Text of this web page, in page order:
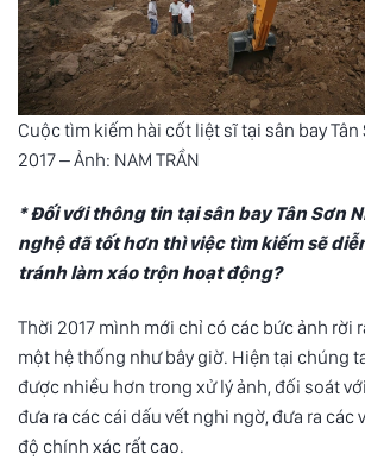
Cuộc tìm kiếm hài cốt liệt sĩ tại sân bay
2017 – Ảnh: NAM TRẦN
* Đối với thông tin tại sân bay Tân Sơn
nghệ đã tốt hơn thì việc tìm kiếm sẽ
tránh làm xáo trộn hoạt động?
Thời 2017 mình mới chỉ có các bức ảnh rời
một hệ thống như bây giờ. Hiện tại chúng
được nhiều hơn trong xử lý ảnh, đối soát
đưa ra các cái dấu vết nghi ngờ, đưa ra các
độ chính xác rất cao.